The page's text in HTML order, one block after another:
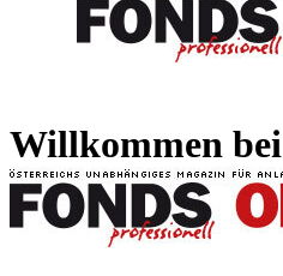
Willkommen bei